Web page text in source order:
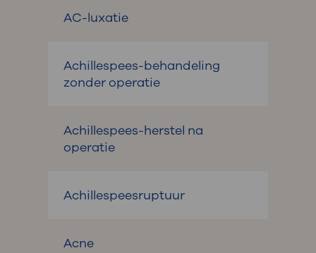
AC-luxatie
Achillespees-behandeling
zonder operatie
Achillespees-herstel na
operatie
Achillespeesruptuur
Acne